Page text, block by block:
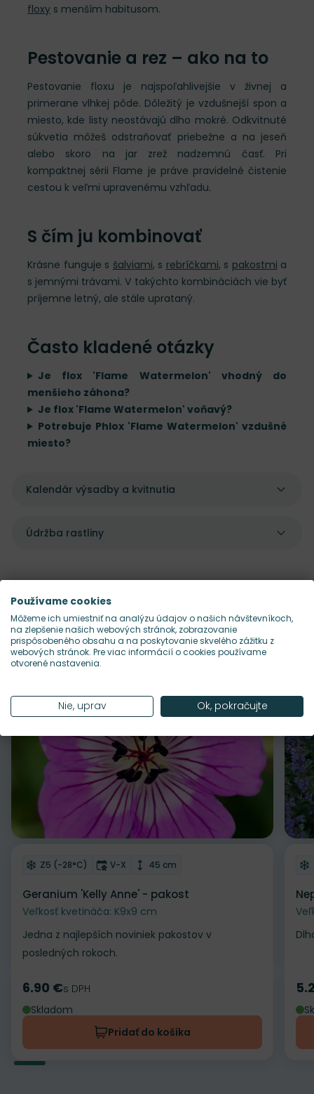
floxy s menším habitusom.
Pestovanie a rez – ako na to
Pestovanie floxu je najspoľahlivejšie v živnej a
primerane vlhkej pôde. Dôležitý je vzdušnejší spon a
miesto, kde listy neostávajú dlho mokré. Odkvitnuté
súkvetia môžeš odstraňovať priebežne a na jeseň
alebo skoro na jar zrež nadzemnú časť. Pri
kompaktnej sérii Flame je práve pravidelné čistenie
cestou k veľmi upravenému vzhľadu.
S čím ju kombinovať
Krásne funguje s šalviami, s rebríčkami, s pakostmi a
s jemnými trávami. V takýchto kombináciách vie byť
príjemne letný, ale stále uprataný.
Často kladené otázky
Je flox 'Flame Watermelon' vhodný do
menšieho záhona?
Je flox 'Flame Watermelon' voňavý?
Potrebuje Phlox 'Flame Watermelon' vzdušné
miesto?
Kalendár výsadby a kvitnutia
Údržba rastliny
Pekne sa dopĺňajú s
Odober do zoznamu želaní
Mrazuvzdornosť
Z5 (-28°C) Doba kvitnutia
V-X Výška rastliny
45 cm
Geranium 'Kelly Anne' - pakost
Veľkosť kvetináča: K9x9 cm
Jedna z najlepších noviniek pakostov v
posledných rokoch.
Cena
6.90 €s DPH
Skladom
Pridať do košíka
Používame cookies
Môžeme ich umiestniť na analýzu údajov o našich návštevníkoch,
na zlepšenie našich webových stránok, zobrazovanie
prispôsobeného obsahu a na poskytovanie skvelého zážitku z
webových stránok. Pre viac informácií o cookies používame
otvorené nastavenia.
Nie, uprav Ok, pokračujte